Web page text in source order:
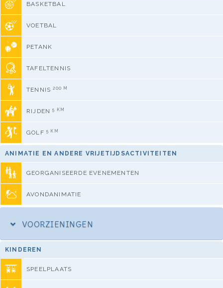
BASKETBAL
VOETBAL
PETANK
TAFELTENNIS
TENNIS200 M
RIJDEN5 KM
GOLF 5 KM
ANIMATIE EN ANDERE VRIJETIJDSACTIVITEITEN
GEORGANISEERDE EVENEMENTEN
AVONDANIMATIE
VOORZIENINGEN
KINDEREN
SPEELPLAATS